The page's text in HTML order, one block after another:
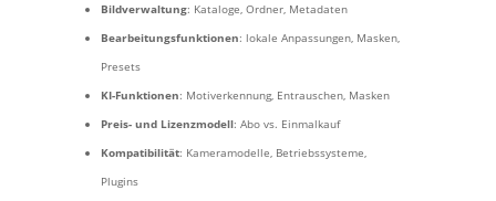
Bildverwaltung: Kataloge, Ordner, Metadaten
Bearbeitungsfunktionen: lokale Anpassungen, Masken,
Presets
KI-Funktionen: Motiverkennung, Entrauschen, Masken
Preis- und Lizenzmodell: Abo vs. Einmalkauf
Kompatibilität: Kameramodelle, Betriebssysteme,
Plugins